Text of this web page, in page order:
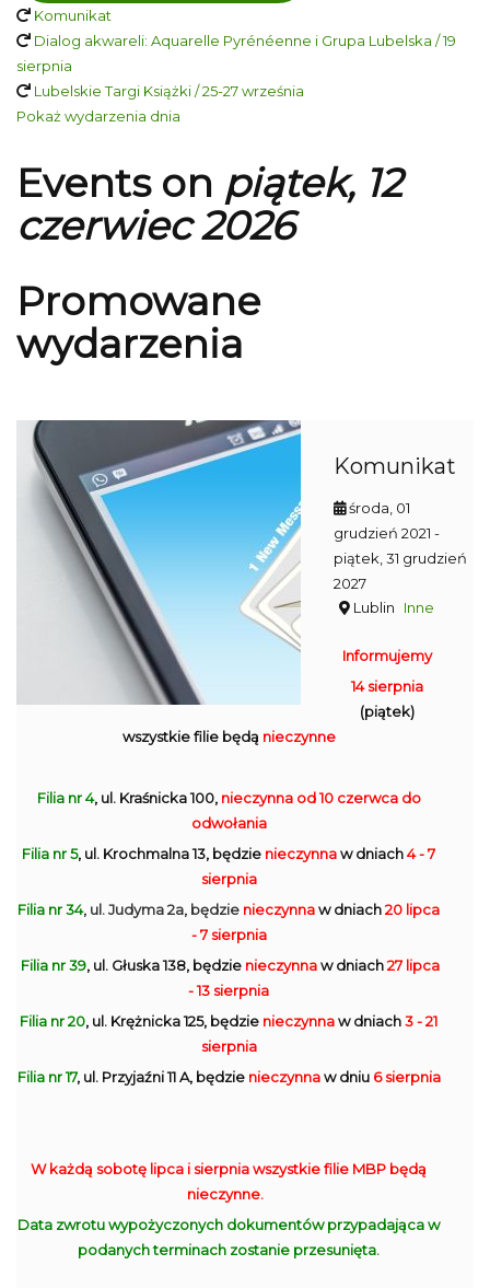
Komunikat
Dialog akwareli: Aquarelle Pyrénéenne i Grupa Lubelska / 19
sierpnia
Lubelskie Targi Książki / 25-27 września
Pokaż wydarzenia dnia
Events on piątek, 12
czerwiec 2026
Promowane
wydarzenia
Komunikat
środa, 01
grudzień 2021 -
piątek, 31 grudzień
2027
Lublin
Inne
Informujemy
14 sierpnia
(piątek)
wszystkie filie będą nieczynne
Filia nr 4, ul. Kraśnicka 100, nieczynna od 10 czerwca do
odwołania
Filia nr 5, ul. Krochmalna 13, będzie nieczynnaw dniach4 - 7
sierpnia
Filia nr 34, ul. Judyma 2a, będzie nieczynnaw dniach20 lipca
- 7 sierpnia
Filia nr 39, ul. Głuska 138, będzie nieczynnaw dniach27 lipca
- 13 sierpnia
Filia nr 20, ul. Krężnicka 125, będzie nieczynnaw dniach3 - 21
sierpnia
Filia nr 17, ul. Przyjaźni 11 A, będzie nieczynnaw dniu 6 sierpnia
W każdą sobotę lipca i sierpnia wszystkie filie MBP będą
nieczynne.
Data zwrotu wypożyczonych dokumentów przypadająca w
podanych terminach zostanie przesunięta.